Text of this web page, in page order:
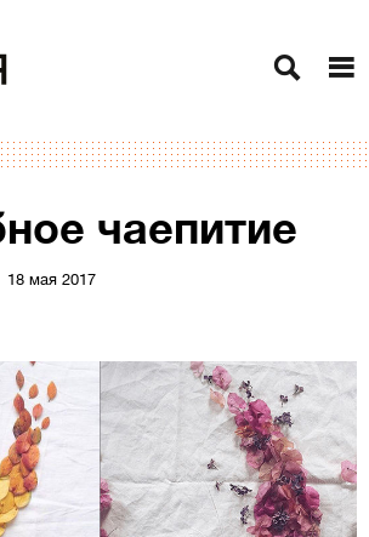
чаепитие
18 мая 2017